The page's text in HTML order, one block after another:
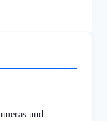
und